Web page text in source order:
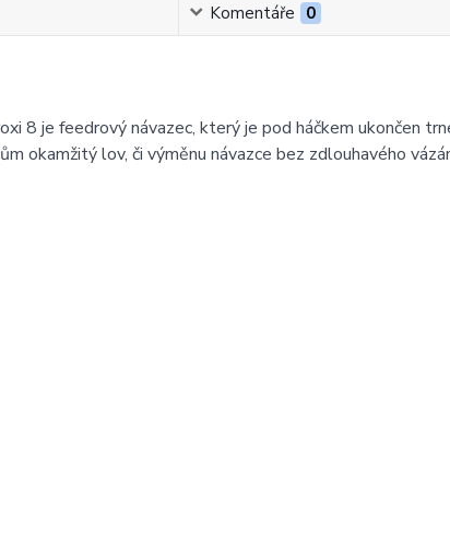
Komentáře 0
8 je feedrový návazec, který je pod háčkem ukončen
okamžitý lov, či výměnu návazce bez zdlouhavého